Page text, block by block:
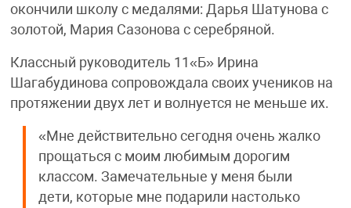
окончили школу с медалями: Дарья Шатунова с
золотой, Мария Сазонова с серебряной.
Классный руководитель 11«Б» Ирина
Шагабудинова сопровождала своих учеников на
протяжении двух лет и волнуется не меньше их.
«Мне действительно сегодня очень жалко
прощаться с моим любимым дорогим
классом. Замечательные у меня были
дети, которые мне подарили настолько